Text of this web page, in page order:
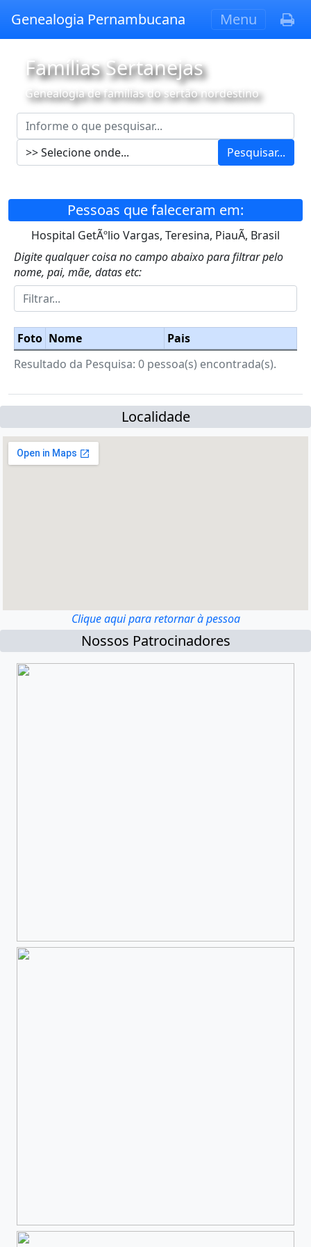
Genealogia Pernambucana Menu
Famílias Sertanejas
Genealogia de famílias do sertão nordestino
Pesquisar...
Pessoas que faleceram em:
Hospital GetÃºlio Vargas, Teresina, PiauÃ­, Brasil
Digite qualquer coisa no campo abaixo para filtrar pelo
nome, pai, mãe, datas etc:
Foto Nome
Pais
Resultado da Pesquisa: 0 pessoa(s) encontrada(s).
Localidade
Clique aqui para retornar à pessoa
Nossos Patrocinadores